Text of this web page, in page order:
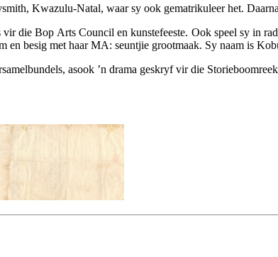
Kwazulu-Natal, waar sy ook gematrikuleer het.
die Bop Arts Council en kunstefeeste. Ook speel sy in
en besig met haar MA: seuntjie grootmaak. Sy naam is
asook ’n drama geskryf vir die